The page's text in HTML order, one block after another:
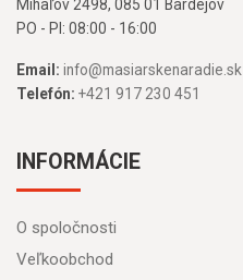
Mihaľov 2498, 085 01 Bardejov
PO - PI: 08:00 - 16:00
Email: info@masiarskenaradie.sk
Telefón: +421 917 230 451
INFORMÁCIE
O spoločnosti
Veľkoobchod